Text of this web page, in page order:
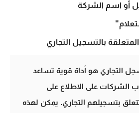
أو اسم الشركة
بالتسجيل التجاري
التجاري هو أداة قوية تساعد
الشركات على الاطلاع على
بتسجيلهم التجاري. يمكن لهذه